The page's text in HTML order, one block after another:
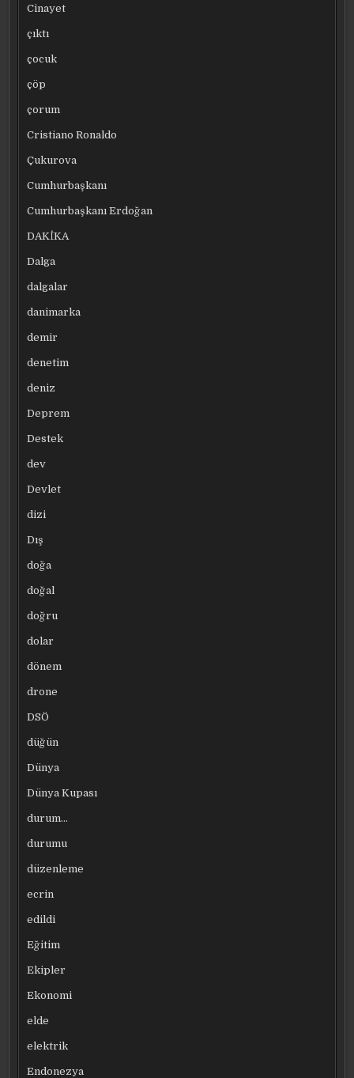
Cinayet
çıktı
çocuk
çöp
çorum
Cristiano Ronaldo
Çukurova
Cumhurbaşkanı
Cumhurbaşkanı Erdoğan
DAKİKA
Dalga
dalgalar
danimarka
demir
denetim
deniz
Deprem
Destek
dev
Devlet
dizi
Dış
doğa
doğal
doğru
dolar
dönem
drone
DSÖ
düğün
Dünya
Dünya Kupası
durum…
durumu
düzenleme
ecrin
edildi
Eğitim
Ekipler
Ekonomi
elde
elektrik
Endonezya